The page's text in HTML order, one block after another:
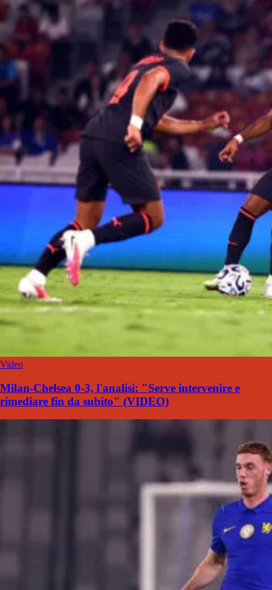
Video
Milan-Chelsea 0-3, l'analisi: "Serve intervenire e
rimediare fin da subito" (VIDEO)